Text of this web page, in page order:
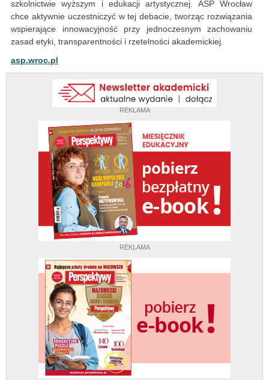
REKLAMA
REKLAMA
szkolnictwie wyższym i edukacji artystycznej. ASP Wrocław
chce aktywnie uczestniczyć w tej debacie, tworząc rozwiązania
wspierające innowacyjność przy jednoczesnym zachowaniu
zasad etyki, transparentności i rzetelności akademickiej.
asp.wroc.pl